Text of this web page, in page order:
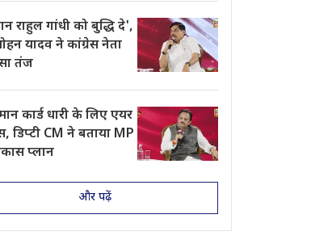
राहुल गांधी को बुद्धि दे',
यादव ने कांग्रेस नेता
तंज
कार्ड धारी के लिए एयर
डिप्टी CM ने बताया MP
प्लान
और पढ़ें